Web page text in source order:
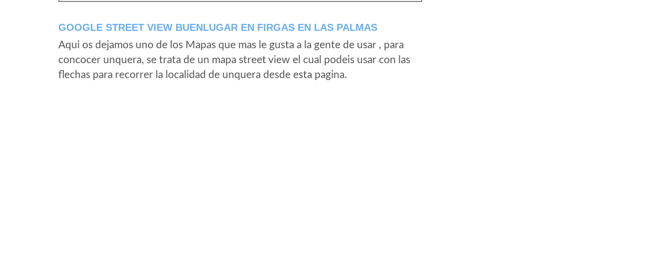
GOOGLE STREET VIEW BUENLUGAR EN FIRGAS EN LAS PALMAS
Aqui os dejamos uno de los Mapas que mas le gusta a la gente de usar , para
concocer unquera, se trata de un mapa street view el cual podeis usar con las
flechas para recorrer la localidad de unquera desde esta pagina.